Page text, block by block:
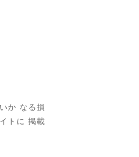
か なる損
トに 掲載